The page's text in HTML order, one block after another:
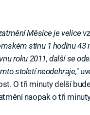
Měsíce je velice
stínu 1 hodinu 43
roku 2011, další se
století neodehraje,"
O tři minuty delší
naopak o tři